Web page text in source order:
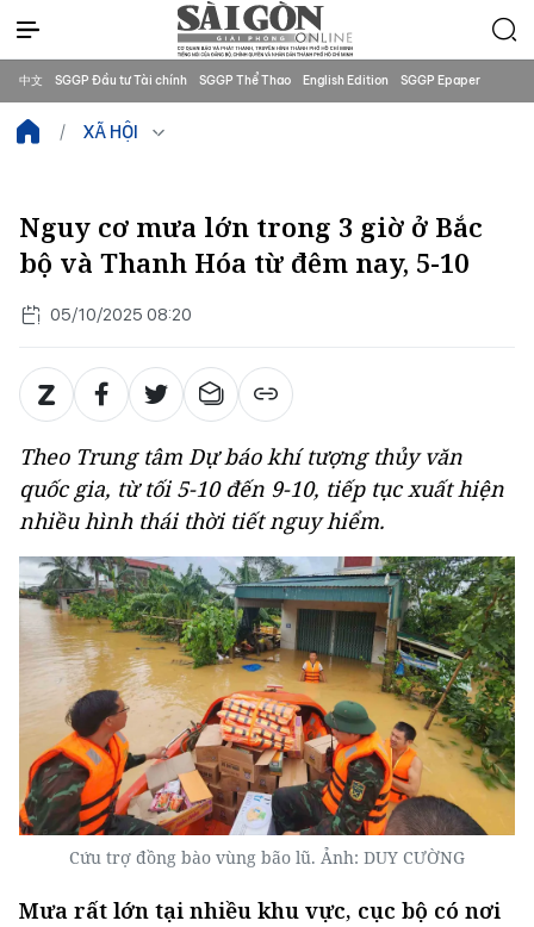
中文 SGGP Đầu tư Tài chính SGGP Thể Thao English Edition SGGP Epaper
XÃ HỘI
Nguy cơ mưa lớn trong 3 giờ ở Bắc
bộ và Thanh Hóa từ đêm nay, 5-10
05/10/2025 08:20
Theo Trung tâm Dự báo khí tượng thủy văn
quốc gia, từ tối 5-10 đến 9-10, tiếp tục xuất hiện
nhiều hình thái thời tiết nguy hiểm.
Cứu trợ đồng bào vùng bão lũ. Ảnh: DUY CƯỜNG
Mưa rất lớn tại nhiều khu vực, cục bộ có nơi